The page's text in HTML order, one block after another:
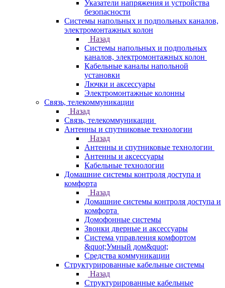
Указатели напряжения и устройства
безопасности
Системы напольных и подпольных каналов,
электромонтажных колон
Назад
Системы напольных и подпольных
каналов, электромонтажных колон
Кабельные каналы напольной
установки
Лючки и аксессуары
Электромонтажные колонны
Связь, телекоммуникации
Назад
Связь, телекоммуникации
Антенны и спутниковые технологии
Назад
Антенны и спутниковые технологии
Антенны и аксессуары
Кабельные технологии
Домашние системы контроля доступа и
комфорта
Назад
Домашние системы контроля доступа и
комфорта
Домофонные системы
Звонки дверные и аксессуары
Система управления комфортом
&quot;Умный дом&quot;
Средства коммуникации
Структурированные кабельные системы
Назад
Структурированные кабельные